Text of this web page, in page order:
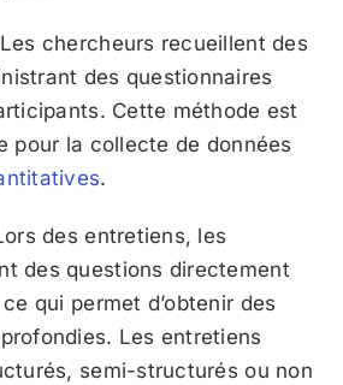
chercheurs recueillent des
des questionnaires
Cette méthode est
pour la collecte de données
.
des entretiens, les
des questions directement
qui permet d’obtenir des
Les entretiens
semi-structurés ou non